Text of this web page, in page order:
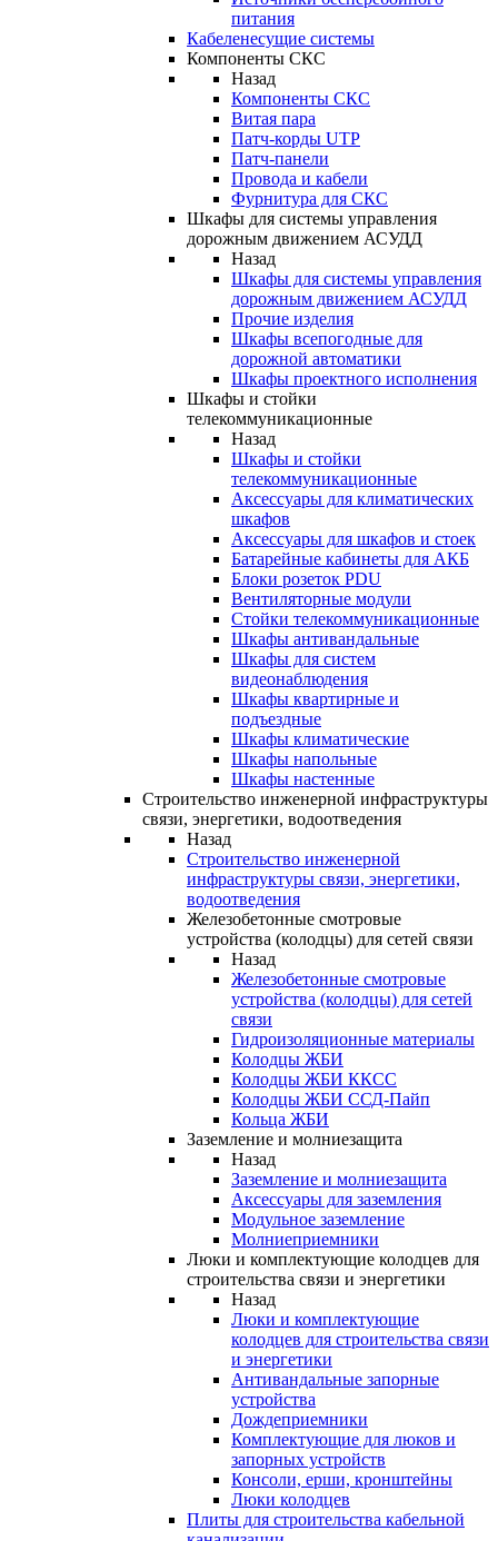
питания
Кабеленесущие системы
Компоненты СКС
Назад
Компоненты СКС
Витая пара
Патч-корды UTP
Патч-панели
Провода и кабели
Фурнитура для СКС
Шкафы для системы управления
дорожным движением АСУДД
Назад
Шкафы для системы управления
дорожным движением АСУДД
Прочие изделия
Шкафы всепогодные для
дорожной автоматики
Шкафы проектного исполнения
Шкафы и стойки
телекоммуникационные
Назад
Шкафы и стойки
телекоммуникационные
Аксессуары для климатических
шкафов
Аксессуары для шкафов и стоек
Батарейные кабинеты для АКБ
Блоки розеток PDU
Вентиляторные модули
Стойки телекоммуникационные
Шкафы антивандальные
Шкафы для систем
видеонаблюдения
Шкафы квартирные и
подъездные
Шкафы климатические
Шкафы напольные
Шкафы настенные
Строительство инженерной инфраструктуры
связи, энергетики, водоотведения
Назад
Строительство инженерной
инфраструктуры связи, энергетики,
водоотведения
Железобетонные смотровые
устройства (колодцы) для сетей связи
Назад
Железобетонные смотровые
устройства (колодцы) для сетей
связи
Гидроизоляционные материалы
Колодцы ЖБИ
Колодцы ЖБИ ККСС
Колодцы ЖБИ ССД-Пайп
Кольца ЖБИ
Заземление и молниезащита
Назад
Заземление и молниезащита
Аксессуары для заземления
Модульное заземление
Молниеприемники
Люки и комплектующие колодцев для
строительства связи и энергетики
Назад
Люки и комплектующие
колодцев для строительства связи
и энергетики
Антивандальные запорные
устройства
Дождеприемники
Комплектующие для люков и
запорных устройств
Консоли, ерши, кронштейны
Люки колодцев
Плиты для строительства кабельной